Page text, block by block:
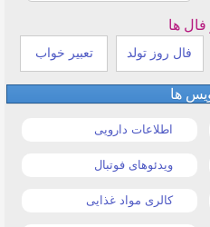
فال ها
فال روز تولد تعبیر خواب
ها
اطلاعات دارویی
ویدئوهای فوتبال
کالری مواد غذایی